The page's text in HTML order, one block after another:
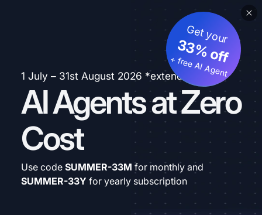
1 July – 31st August 2026 *extended
AI Agents at Zero
Cost
Get your
33% off
+ free AI Agent
Use code SUMMER-33M for monthly and
SUMMER-33Y for yearly subscription